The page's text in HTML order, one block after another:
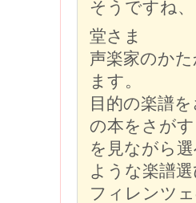
そうですね
堂さま
声楽家のか
ます。
目的の楽譜
の本をさが
を見ながら
ような楽譜
フィレンツ